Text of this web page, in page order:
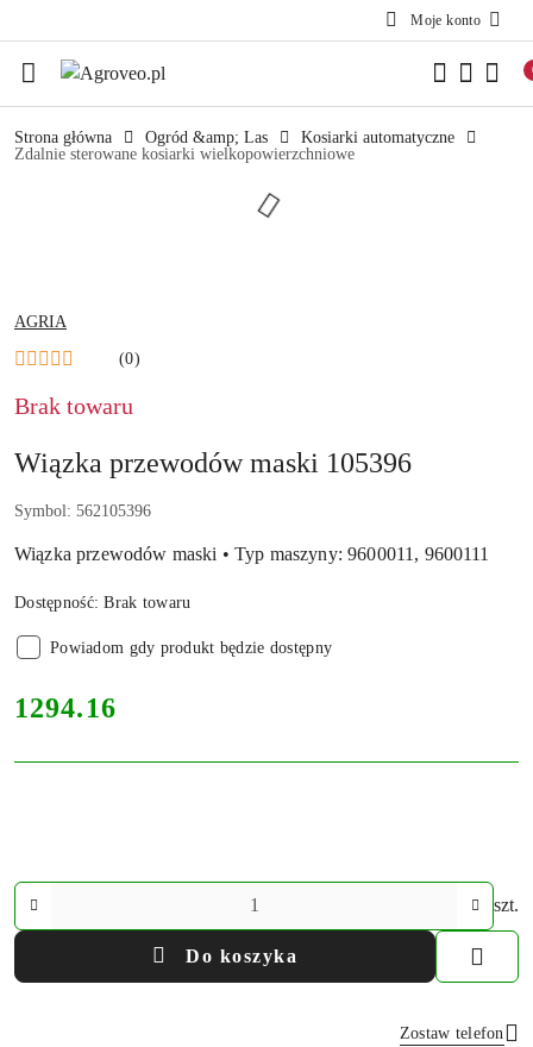
Moje konto
Strona główna Ogród &amp; Las
Kosiarki automatyczne
Zdalnie sterowane kosiarki wielkopowierzchniowe
NAZWA
PRODUCENTA:
AGRIA
(0)
Brak towaru
Wiązka przewodów maski 105396
Symbol: 562105396
Wiązka przewodów maski • Typ maszyny: 9600011, 9600111
Dostępność:Brak towaru
Powiadom gdy produkt będzie dostępny
cena:
1294.16
Ilość
szt.
Do koszyka
Zostaw telefon